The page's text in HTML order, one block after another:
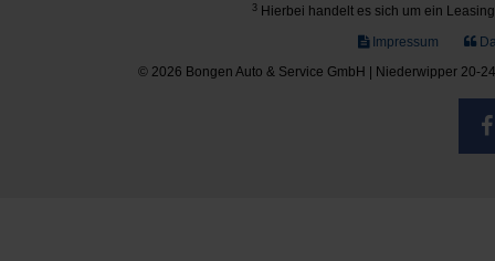
3 Hierbei handelt es sich um ein
Impressum
© 2026 Bongen Auto & Service GmbH | Niederwipper 20-